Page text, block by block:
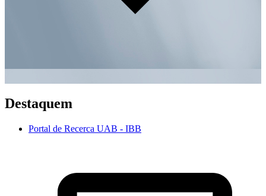
Destaquem
Portal de Recerca UAB - IBB